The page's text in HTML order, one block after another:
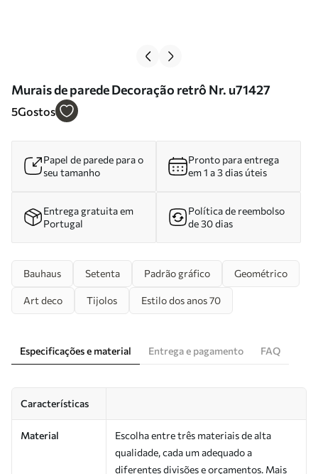
Murais de parede Decoração retrô Nr. u71427
5Gostos
Papel de parede para o
seu tamanho
Pronto para entrega
em 1 a 3 dias úteis
Entrega gratuita em
Portugal
Política de reembolso
de 30 dias
Bauhaus Setenta Padrão gráfico Geométrico
Art deco Tijolos Estilo dos anos 70
Especificações e material Entrega e pagamento FAQ
Características
Material
Escolha entre três materiais de alta
qualidade, cada um adequado a
diferentes divisões e orçamentos. Mais